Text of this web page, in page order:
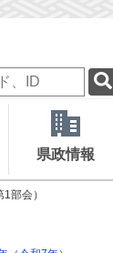
県政情報
部会）